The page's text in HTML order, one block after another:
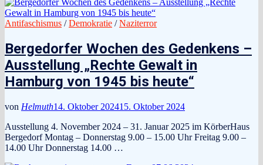
Antifaschismus /Demokratie /Naziterror
Bergedorfer Wochen des Gedenkens –
Ausstellung „Rechte Gewalt in
Hamburg von 1945 bis heute“
von Helmuth14. Oktober 202415. Oktober 2024
Ausstellung 4. November 2024 – 31. Januar 2025 im KörberHaus
Bergedorf Montag – Donnerstag 9.00 – 15.00 Uhr Freitag 9.00 –
14.00 Uhr Donnerstag 14.00 …